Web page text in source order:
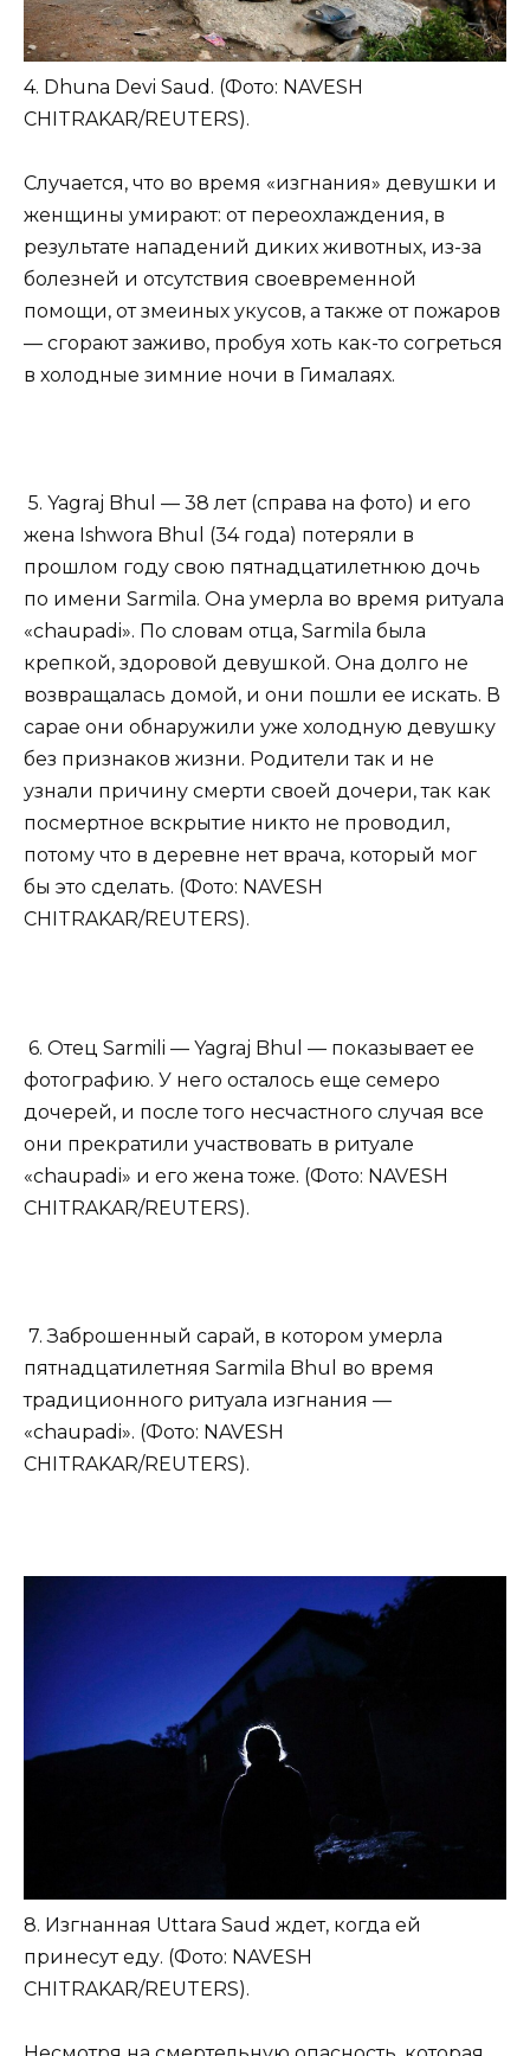
4. Dhuna Devi Saud. (Фото: NAVESH
CHITRAKAR/REUTERS).
Случается, что во время «изгнания» девушки и
женщины умирают: от переохлаждения, в
результате нападений диких животных, из-за
болезней и отсутствия своевременной
помощи, от змеиных укусов, а также от пожаров
— сгорают заживо, пробуя хоть как-то согреться
в холодные зимние ночи в Гималаях.
5. Yagraj Bhul — 38 лет (справа на фото) и его
жена Ishwora Bhul (34 года) потеряли в
прошлом году свою пятнадцатилетнюю дочь
по имени Sarmila. Она умерла во время ритуала
«chaupadi». По словам отца, Sarmila была
крепкой, здоровой девушкой. Она долго не
возвращалась домой, и они пошли ее искать. В
сарае они обнаружили уже холодную девушку
без признаков жизни. Родители так и не
узнали причину смерти своей дочери, так как
посмертное вскрытие никто не проводил,
потому что в деревне нет врача, который мог
бы это сделать. (Фото: NAVESH
CHITRAKAR/REUTERS).
6. Отец Sarmili — Yagraj Bhul — показывает ее
фотографию. У него осталось еще семеро
дочерей, и после того несчастного случая все
они прекратили участвовать в ритуале
«chaupadi» и его жена тоже. (Фото: NAVESH
CHITRAKAR/REUTERS).
7. Заброшенный сарай, в котором умерла
пятнадцатилетняя Sarmila Bhul во время
традиционного ритуала изгнания —
«chaupadi». (Фото: NAVESH
CHITRAKAR/REUTERS).
8. Изгнанная Uttara Saud ждет, когда ей
принесут еду. (Фото: NAVESH
CHITRAKAR/REUTERS).